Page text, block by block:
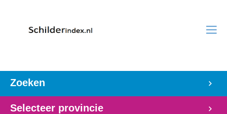
Zoeken
Selecteer provincie